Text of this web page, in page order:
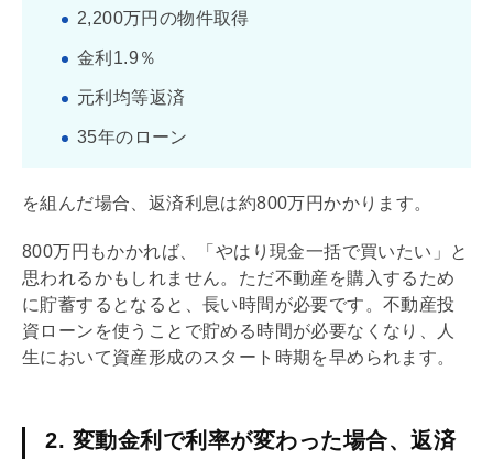
2,200万円の物件取得
金利1.9％
元利均等返済
35年のローン
を組んだ場合、返済利息は約800万円かかります。
800万円もかかれば、「やはり現金一括で買いたい」と
思われるかもしれません。ただ不動産を購入するため
に貯蓄するとなると、長い時間が必要です。不動産投
資ローンを使うことで貯める時間が必要なくなり、人
生において資産形成のスタート時期を早められます。
2. 変動金利で利率が変わった場合、返済